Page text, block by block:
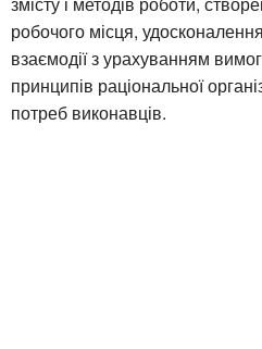
робочого місця,
взаємодії з урахуванням
принципів раціональної
потреб виконавців.